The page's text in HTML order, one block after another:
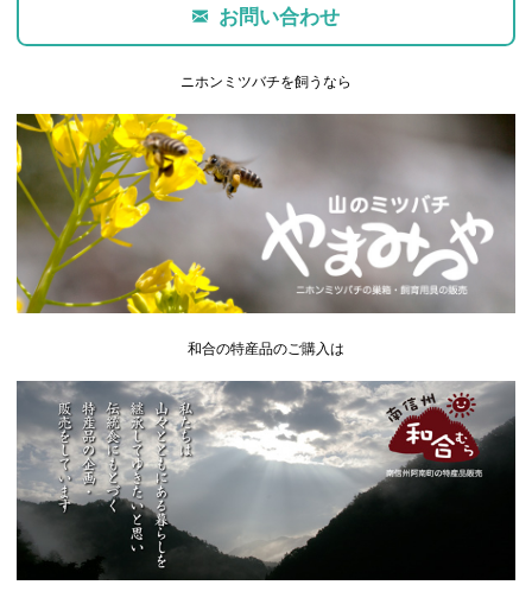
お問い合わせ
ニホンミツバチを飼うなら
和合の特産品のご購入は